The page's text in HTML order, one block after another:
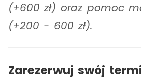
(+600 zł) oraz pomoc
(+200 - 600 zł).
Zarezerwuj swój